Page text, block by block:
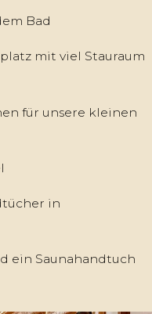
Bad
mit viel Stauraum
für unsere kleinen
in
ein Saunahandtuch